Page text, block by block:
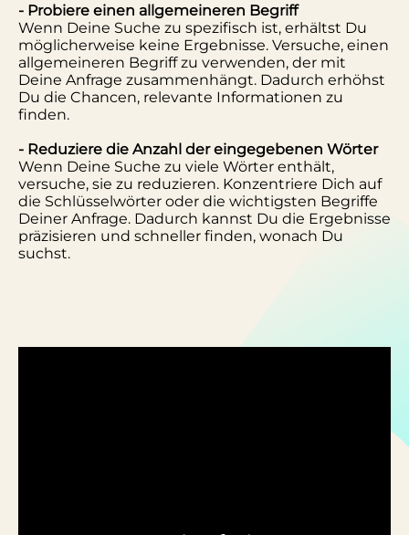
- Probiere einen allgemeineren Begriff
Wenn Deine Suche zu spezifisch ist, erhältst Du
möglicherweise keine Ergebnisse. Versuche, einen
allgemeineren Begriff zu verwenden, der mit
Deine Anfrage zusammenhängt. Dadurch erhöhst
Du die Chancen, relevante Informationen zu
finden.
- Reduziere die Anzahl der eingegebenen Wörter
Wenn Deine Suche zu viele Wörter enthält,
versuche, sie zu reduzieren. Konzentriere Dich auf
die Schlüsselwörter oder die wichtigsten Begriffe
Deiner Anfrage. Dadurch kannst Du die Ergebnisse
präzisieren und schneller finden, wonach Du
suchst.